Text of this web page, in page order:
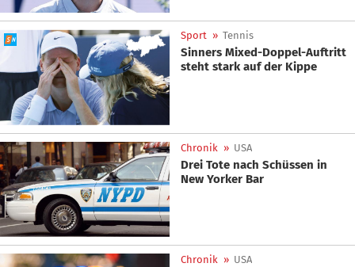
Sport » Tennis
Sinners Mixed-Doppel-Auftritt
steht stark auf der Kippe
Chronik » USA
Drei Tote nach Schüssen in
New Yorker Bar
Chronik » USA